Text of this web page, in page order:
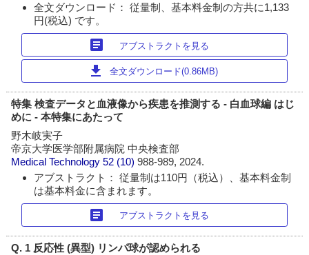
全文ダウンロード： 従量制、基本料金制の方共に1,133
円(税込) です。
article アブストラクトを見る
download 全文ダウンロード(0.86MB)
特集 検査データと血液像から疾患を推測する - 白血球編 はじ
めに - 本特集にあたって
野木岐実子
帝京大学医学部附属病院 中央検査部
Medical Technology 52 (10)988-989, 2024.
アブストラクト： 従量制は110円（税込）、基本料金制
は基本料金に含まれます。
article アブストラクトを見る
Q. 1 反応性 (異型) リンパ球が認められる